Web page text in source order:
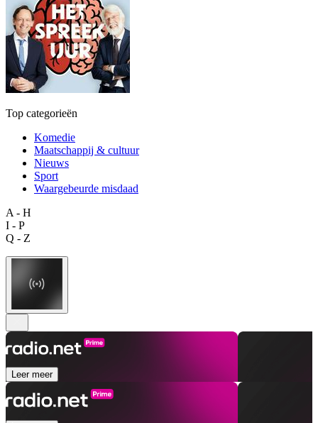
Top categorieën
Komedie
Maatschappij & cultuur
Nieuws
Sport
Waargebeurde misdaad
A - H
I - P
Q - Z
Leer meer